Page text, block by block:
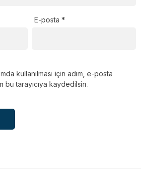
E-posta*
kullanılması için adım, e-posta
bu tarayıcıya kaydedilsin.